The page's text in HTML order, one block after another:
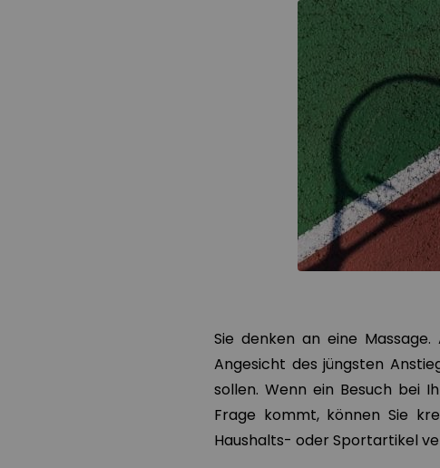
Sie denken an eine
Angesicht des jüngsten
sollen. Wenn ein Besuch bei
Frage kommt, können Sie
Haushalts- oder Sportartikel